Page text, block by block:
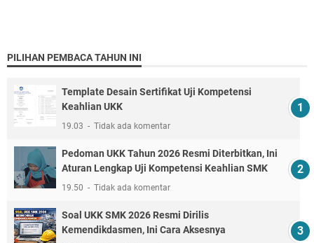
PILIHAN PEMBACA TAHUN INI
Template Desain Sertifikat Uji Kompetensi
Keahlian UKK
19.03 Tidak ada komentar
Pedoman UKK Tahun 2026 Resmi Diterbitkan, Ini
Aturan Lengkap Uji Kompetensi Keahlian SMK
19.50 Tidak ada komentar
Soal UKK SMK 2026 Resmi Dirilis
Kemendikdasmen, Ini Cara Aksesnya